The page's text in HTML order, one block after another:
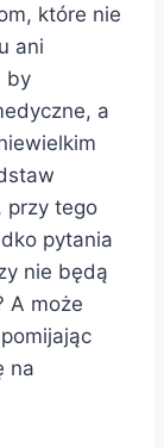
które nie
ani
by
a
przy tego
pytania
nie będą
A może
na